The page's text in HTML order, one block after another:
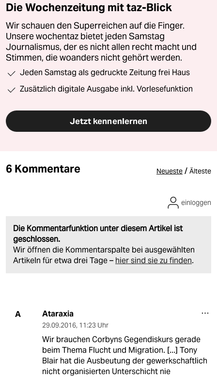
Die Wochenzeitung mit taz-Blick
Wir schauen den Superreichen auf die Finger.
Unsere wochentaz bietet jeden Samstag
Journalismus, der es nicht allen recht macht und
Stimmen, die woanders nicht gehört werden.
Jeden Samstag als gedruckte Zeitung frei Haus
Zusätzlich digitale Ausgabe inkl. Vorlesefunktion
Jetzt kennenlernen
6 Kommentare Neueste / Älteste
Die Kommentarfunktion unter diesem Artikel ist
geschlossen.
Wir öffnen die Kommentarspalte bei ausgewählten
Artikeln für etwa drei Tage – hier sind sie zu finden.
einloggen
A Ataraxia
29.09.2016, 11:23 Uhr
Wir brauchen Corbyns Gegendiskurs gerade
beim Thema Flucht und Migration. [...] Tony
Blair hat die Ausbeutung der gewerkschaftlich
nicht organisierten Unterschicht nie